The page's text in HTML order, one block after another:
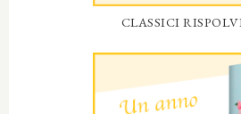
CLASSICI